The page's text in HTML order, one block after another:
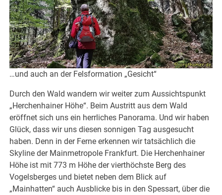
…und auch an der Felsformation „Gesicht“
Durch den Wald wandern wir weiter zum Aussichtspunkt
„Herchenhainer Höhe“. Beim Austritt aus dem Wald
eröffnet sich uns ein herrliches Panorama. Und wir haben
Glück, dass wir uns diesen sonnigen Tag ausgesucht
haben. Denn in der Ferne erkennen wir tatsächlich die
Skyline der Mainmetropole Frankfurt. Die Herchenhainer
Höhe ist mit 773 m Höhe der vierthöchste Berg des
Vogelsberges und bietet neben dem Blick auf
„Mainhatten“ auch Ausblicke bis in den Spessart, über die